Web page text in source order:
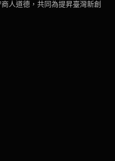
人道德，共同為提昇臺灣新創